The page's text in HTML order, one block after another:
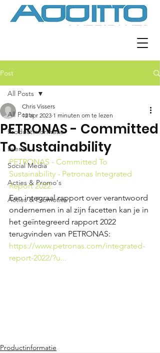
Post
All Posts
Productinformatie
Events
Social Media
Acties & Promo's
Acties & Promoties
All Posts
PETRONAS - Committed
To Sustainability
Chris Vissers
12 apr 2023 1 minuten om te lezen
PETRONAS - Committed To
Sustainability - Petronas Integrated
Report 2022.
Een integraal rapport over verantwoord
ondernemen in al zijn facetten kan je in
het geïntegreerd rapport 2022
terugvinden van PETRONAS:
https://www.petronas.com/integrated-
report-2022/?u...
Productinformatie